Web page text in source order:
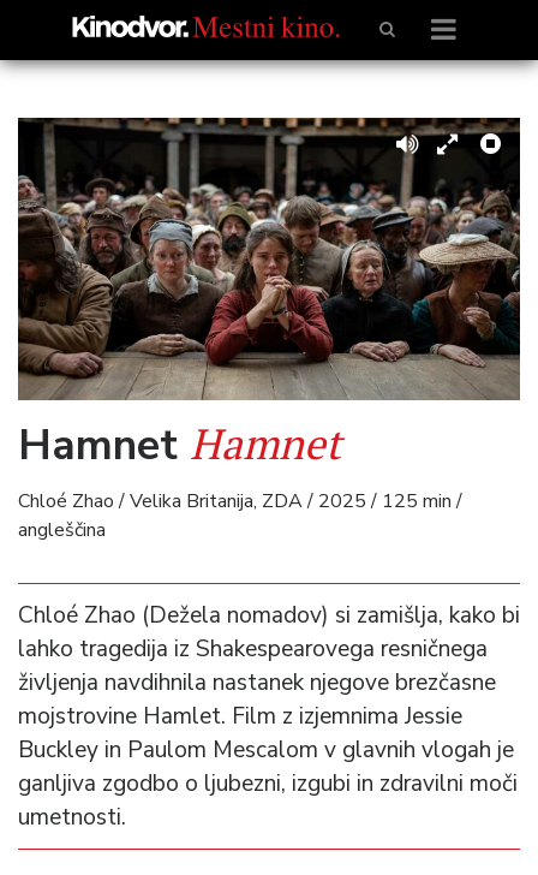
Hamnet Hamnet
Chloé Zhao / Velika Britanija, ZDA / 2025 / 125 min /
angleščina
Chloé Zhao (Dežela nomadov) si zamišlja, kako bi
lahko tragedija iz Shakespearovega resničnega
življenja navdihnila nastanek njegove brezčasne
mojstrovine Hamlet. Film z izjemnima Jessie
Buckley in Paulom Mescalom v glavnih vlogah je
ganljiva zgodbo o ljubezni, izgubi in zdravilni moči
umetnosti.